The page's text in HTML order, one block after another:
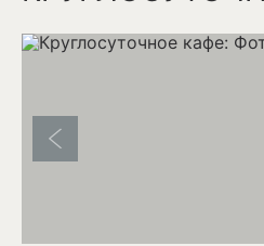
Саратовская область,
Предыдущий слайд